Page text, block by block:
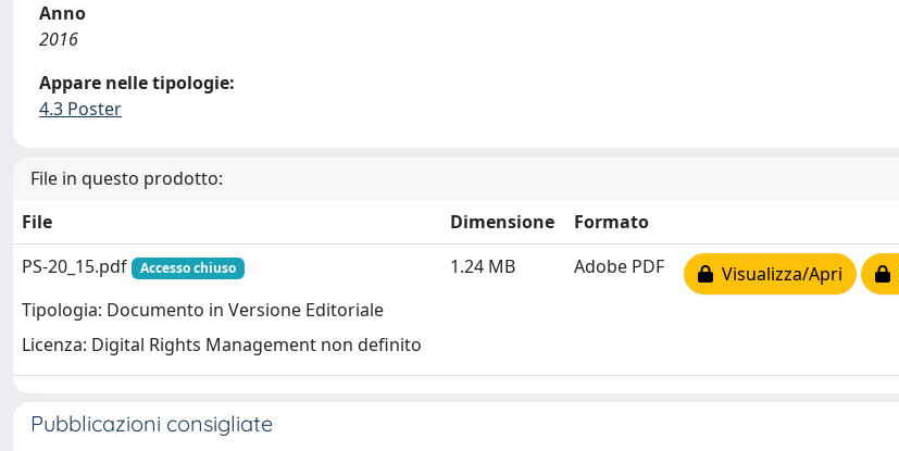
Anno
2016
Appare nelle tipologie:
4.3 Poster
File in questo prodotto:
File
Dimensione
Formato
PS-20_15.pdf
Accesso chiuso
Tipologia: Documento in Versione Editoriale
Licenza: Digital Rights Management non definito
1.24 MB Adobe PDF Visualizza/Apri
Pubblicazioni consigliate